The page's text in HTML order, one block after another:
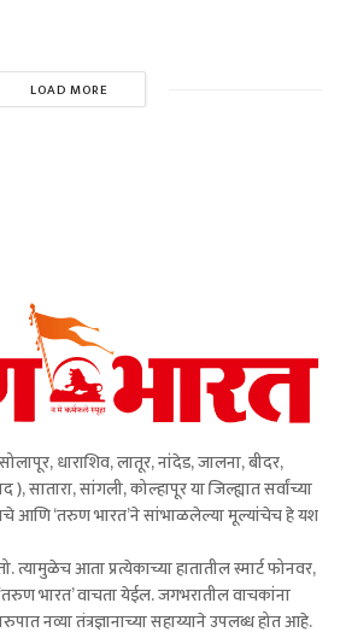
LOAD MORE
धाराशिव, लातूर, नांदेड, जालना, बीदर,
सातारा, सांगली, कोल्हापूर या जिल्ह्यात सर्वांच्या
आणि ‘तरुण भारत’ने सांभाळलेल्या मूल्यांचेच हे यश
त्यामुळेच आता प्रत्येकाच्या हातातील स्मार्ट फोनवर,
भारत’ वाचता येईल. जगभरातील वाचकांना
नव्या तंत्रज्ञानाच्या सहाय्याने उपलब्ध होत आहे.